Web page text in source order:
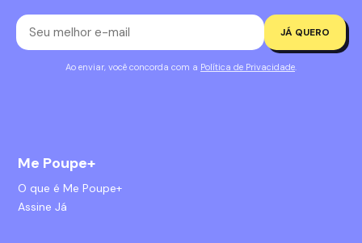
JÁ QUERO
Ao enviar, você concorda com a Política de Privacidade.
Me Poupe+
O que é Me Poupe+
Assine Já